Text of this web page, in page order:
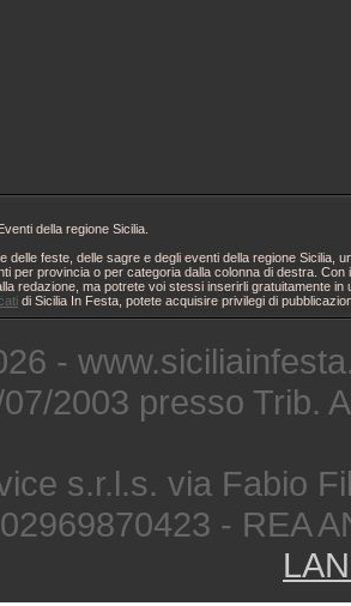
della regione Sicilia.
delle feste, delle sagre e degli eventi della regione
per provincia o per categoria dalla colonna di destra.
redazione, ma potrete voi stessi inserirli gratuitamente
di Sicilia In Festa, potete acquisire privilegi di
-
2003 presso Trib.
s.r.l.s. via Fabio
- REA